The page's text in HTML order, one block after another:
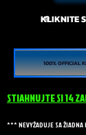
KLIKNITE
100% OFFICIAL
STIAHNUJTE SI 14
*** NEVYŽADUJE SA